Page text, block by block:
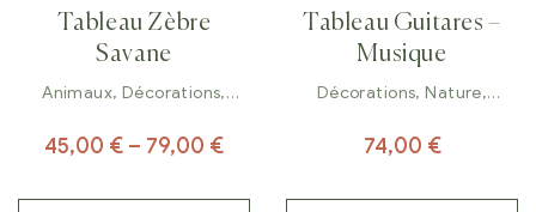
Tableau Zèbre
Savane
Animaux, Décorations,
45,00 € – 79,00 €
Tableau Guitares –
Musique
Décorations,Nature,
74,00 €